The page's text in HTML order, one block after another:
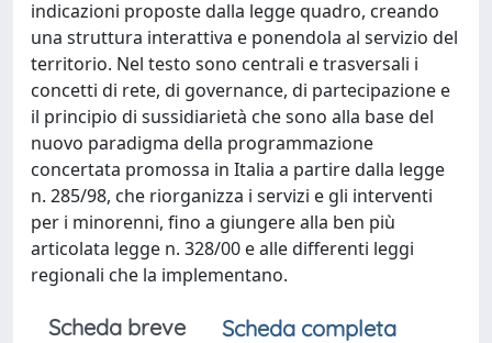
indicazioni proposte dalla legge quadro, creando
una struttura interattiva e ponendola al servizio del
territorio. Nel testo sono centrali e trasversali i
concetti di rete, di governance, di partecipazione e
il principio di sussidiarietà che sono alla base del
nuovo paradigma della programmazione
concertata promossa in Italia a partire dalla legge
n. 285/98, che riorganizza i servizi e gli interventi
per i minorenni, fino a giungere alla ben più
articolata legge n. 328/00 e alle differenti leggi
regionali che la implementano.
Scheda breve
Scheda completa